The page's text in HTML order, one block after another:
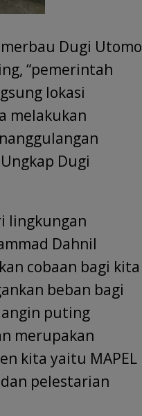
Dugi Utomo
“pemerintah
lokasi
melakukan
Dugi
lingkungan
Dahnil
cobaan bagi kita
beban bagi
puting
merupakan
kita yaitu MAPEL
pelestarian